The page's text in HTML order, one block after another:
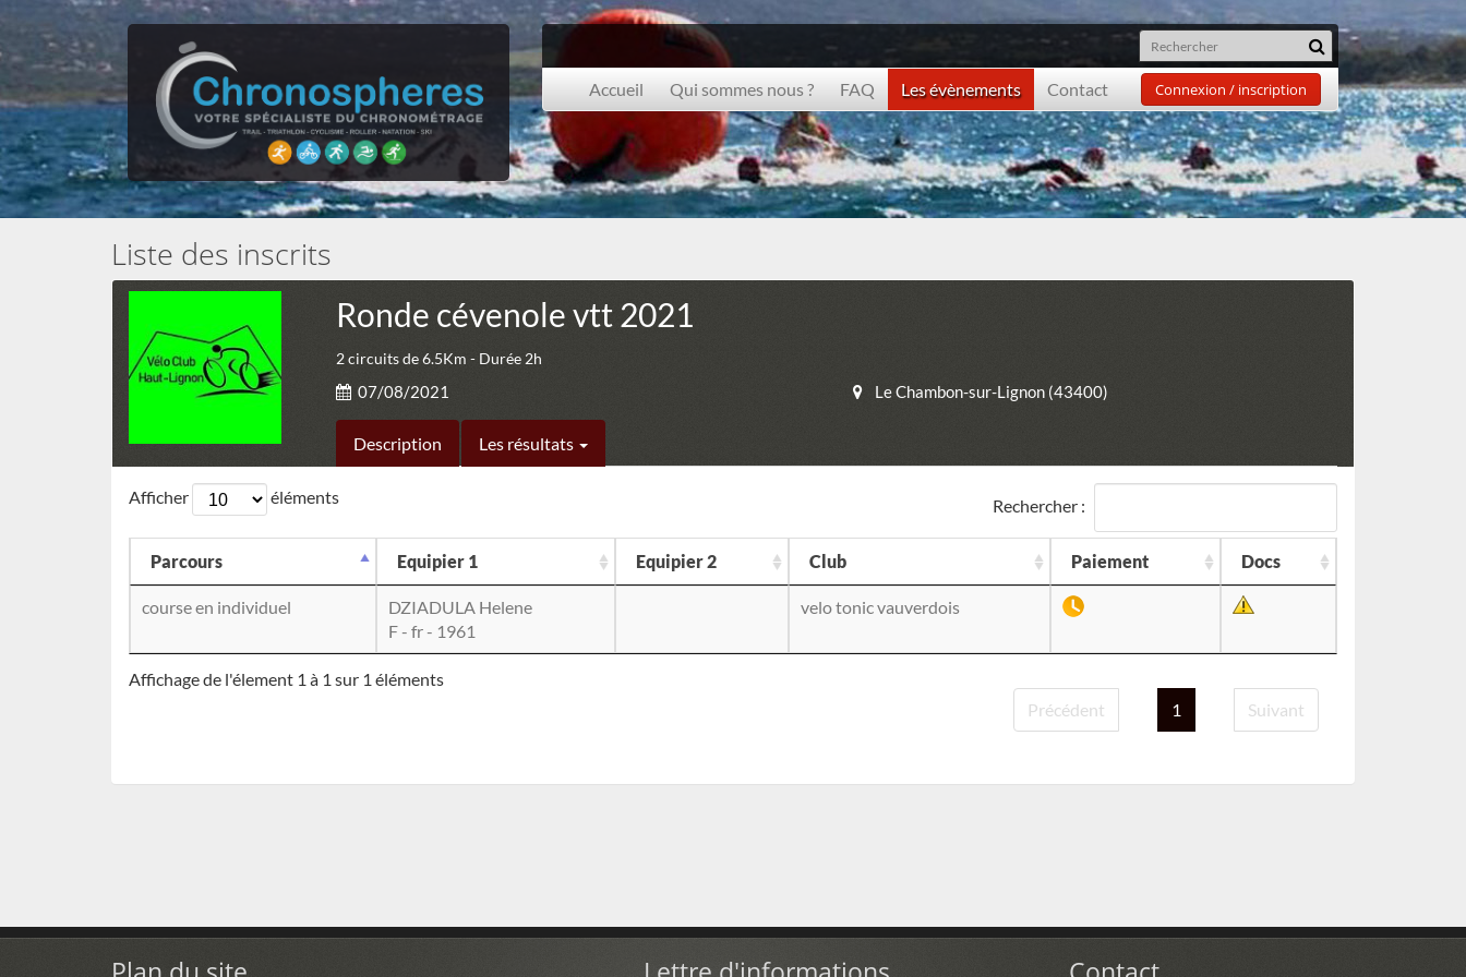
Accueil Qui sommes nous ? FAQ Les évènements Contact Connexion / inscription
Liste des inscrits
Ronde cévenole vtt 2021
2 circuits de 6.5Km - Durée 2h
07/08/2021 Le Chambon-sur-Lignon (43400)
Description Les résultats
Afficher éléments Rechercher :
Parcours Equipier 1 Equipier 2 Club Paiement Docs
course en individuel
DZIADULA Helene
F - fr - 1961
velo tonic vauverdois
Affichage de l'élement 1 à 1 sur 1 éléments
Précédent
1 Suivant